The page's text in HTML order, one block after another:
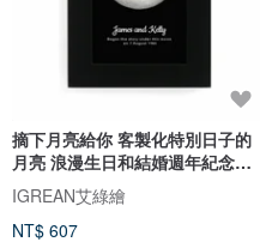
摘下月亮給你 客製化特別日子的
月亮 浪漫生日和結婚週年紀念禮
物
IGREAN艾綠繪
NT$ 607